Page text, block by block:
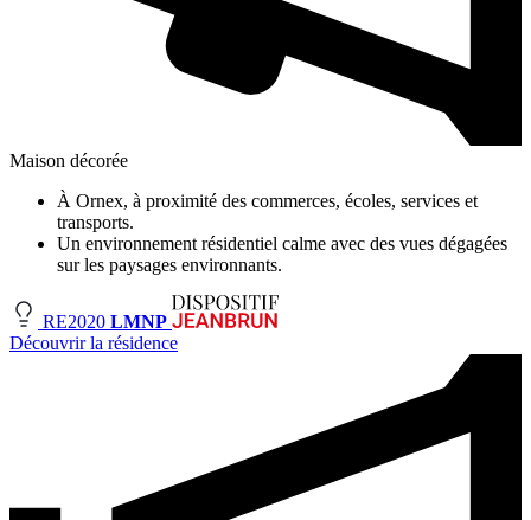
Maison décorée
À Ornex, à proximité des commerces, écoles, services et
transports.
Un environnement résidentiel calme avec des vues dégagées
sur les paysages environnants.
RE2020 LMNP
Découvrir la résidence